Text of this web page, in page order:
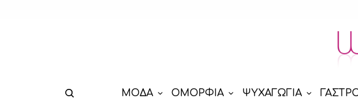
ΜΟΔΑ ΟΜΟΡΦΙΑ ΨΥΧΑΓΩΓΙΑ